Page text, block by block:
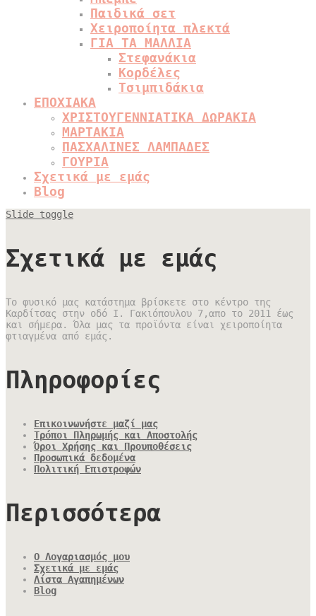
Παιδικά σετ
Χειροποίητα πλεκτά
ΓΙΑ ΤΑ ΜΑΛΛΙΑ
Στεφανάκια
Κορδέλες
Τσιμπιδάκια
ΕΠΟΧΙΑΚΑ
ΧΡΙΣΤΟΥΓΕΝΝΙΑΤΙΚΑ ΔΩΡΑΚΙΑ
ΜΑΡΤΑΚΙΑ
ΠΑΣΧΑΛΙΝΕΣ ΛΑΜΠΑΔΕΣ
ΓΟΥΡΙΑ
Σχετικά με εμάς
Blog
Slide toggle
Σχετικά με εμάς
Το φυσικό μας κατάστημα βρίσκετε στο κέντρο της
Καρδίτσας στην οδό Ι. Γακιόπουλου 7,απο το 2011 έως
και σήμερα. Όλα μας τα προϊόντα είναι χειροποίητα
φτιαγμένα από εμάς.
Πληροφορίες
Επικοινωνήστε μαζί μας
Τρόποι Πληρωμής και Αποστολής
Όροι Χρήσης και Προυποθέσεις
Προσωπικά δεδομένα
Πολιτική Επιστροφών
Περισσότερα
Ο Λογαριασμός μου
Σχετικά με εμάς
Λίστα Αγαπημένων
Blog